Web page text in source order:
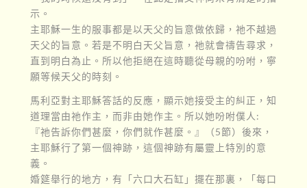
示。
主耶穌一生的服事都是以天父的旨意做依歸，祂不越過
天父的旨意。若是不明白天父旨意，祂就會禱告尋求，
直到明白為止。所以他拒絕在這時聽從母親的吩咐，寧
願等候天父的時刻。
馬利亞對主耶穌答話的反應，顯示她接受主的糾正，知
道理當由祂作主，而非由她作主。所以她吩咐僕人:
『祂告訴你們甚麼，你們就作甚麼。』（5節）後來，
主耶穌行了第一個神跡，這個神跡有屬靈上特別的意
義。
婚筵舉行的地方，有「六口大石缸」擺在那裏，「每口